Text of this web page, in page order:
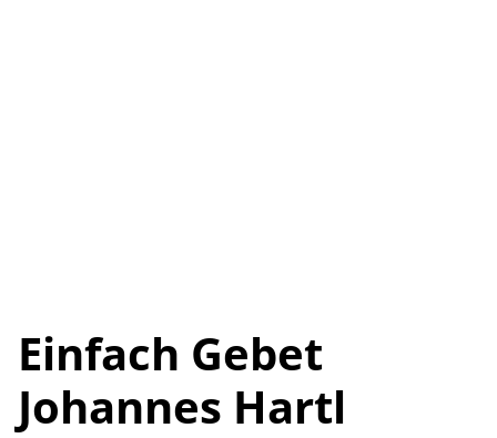
Einfach Gebet
Johannes Hartl